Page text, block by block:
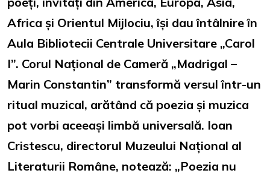
Africa și Orientul Mijlociu, își dau întâlnire în
Aula Bibliotecii Centrale Universitare „Carol
I”. Corul Național de Cameră „Madrigal –
Marin Constantin” transformă versul într-un
ritual muzical, arătând că poezia și muzica
pot vorbi aceeași limbă universală. Ioan
Cristescu, directorul Muzeului Național al
Literaturii Române, notează: „Poezia nu